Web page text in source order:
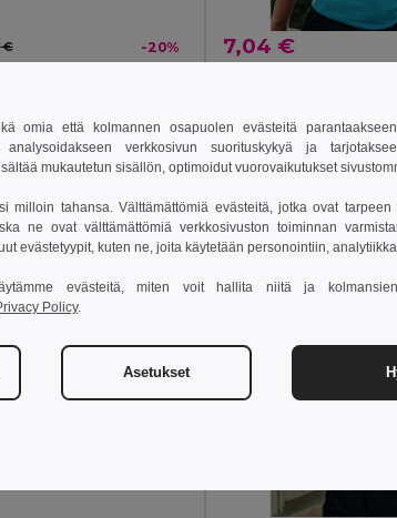
€ -20%
paita
7,04 €
+12 Värit
Lisää Ostokoriin
omia että kolmannen osapuolen evästeitä
analysoidakseen verkkosivun suorituskykyä ja
mukautetun sisällön, optimoidut vuorovaikutukset
milloin tahansa. Välttämättömiä evästeitä, jotka ovat
ne ovat välttämättömiä verkkosivuston toiminnan
evästetyypit, kuten ne, joita käytetään personointiin,
evästeitä, miten voit hallita niitä ja
Policy.
Asetukset